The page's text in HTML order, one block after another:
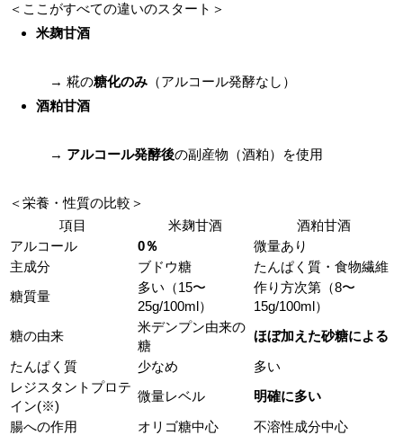
＜ここがすべての違いのスタート＞
米麹甘酒
→ 糀の糖化のみ （アルコール発酵なし）
酒粕甘酒
→ アルコール発酵後の副産物（酒粕）を使用
＜栄養・性質の比較＞
項目
米麹甘酒
酒粕甘酒
アルコール
0％
微量あり
主成分
ブドウ糖
たんぱく質・食物繊維
糖質量
多い（15〜
25g/100ml）
作り方次第（8〜
15g/100ml）
糖の由来
米デンプン由来の
糖
ほぼ加えた砂糖による
たんぱく質
少なめ
多い
レジスタントプロテ
イン(※)
微量レベル
明確に多い
腸への作用
オリゴ糖中心
不溶性成分中心